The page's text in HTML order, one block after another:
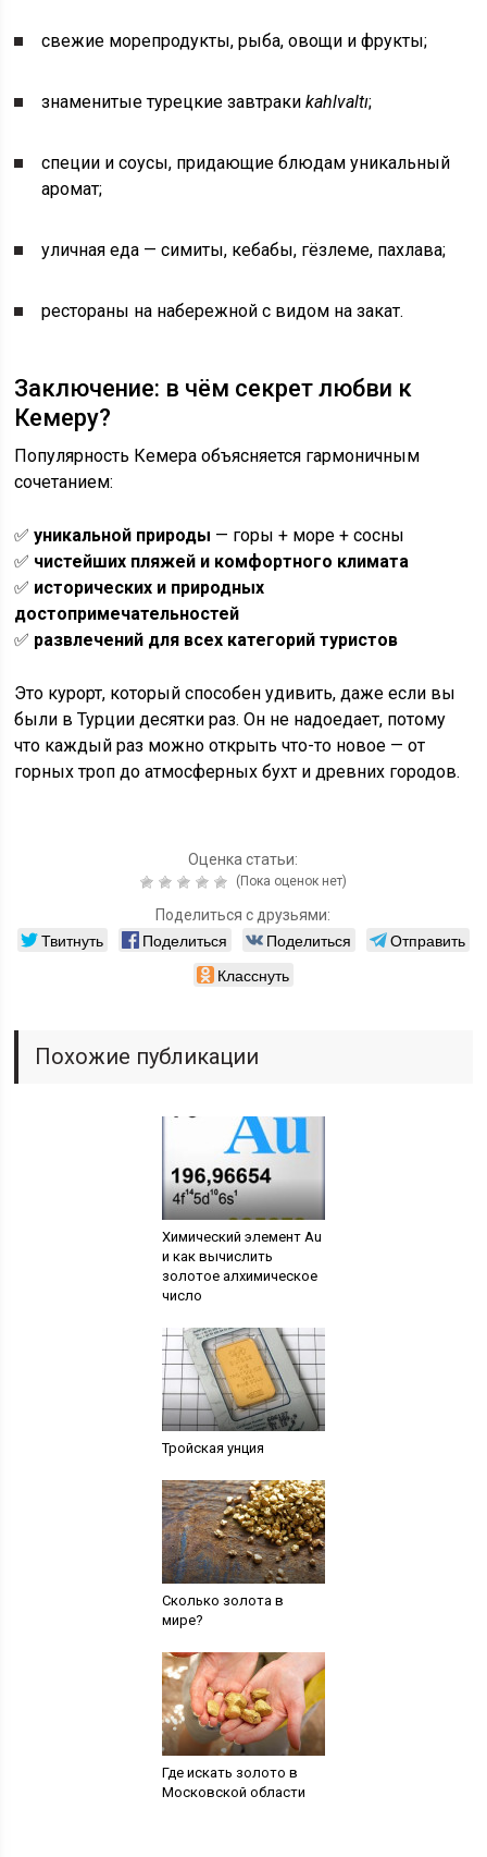
свежие морепродукты, рыба, овощи и фрукты;
знаменитые турецкие завтракиkahlvaltı;
специи и соусы, придающие блюдам уникальный
аромат;
уличная еда — симиты, кебабы, гёзлеме, пахлава;
рестораны на набережной с видом на закат.
Заключение: в чём секрет любви к
Кемеру?
Популярность Кемера объясняется гармоничным
сочетанием:
✅уникальной природы — горы + море + сосны
✅ чистейших пляжей и комфортного климата
✅ исторических и природных
достопримечательностей
✅ развлечений для всех категорий туристов
Это курорт, который способен удивить, даже если вы
были в Турции десятки раз. Он не надоедает, потому
что каждый раз можно открыть что-то новое — от
горных троп до атмосферных бухт и древних городов.
Оценка статьи:
(Пока оценок нет)
Поделиться с друзьями:
Твитнуть Поделиться Поделиться
Отправить
Класснуть
Похожие публикации
Химический элемент Au
и как вычислить
золотое алхимическое
число
Тройская унция
Сколько золота в
мире?
Где искать золото в
Московской области